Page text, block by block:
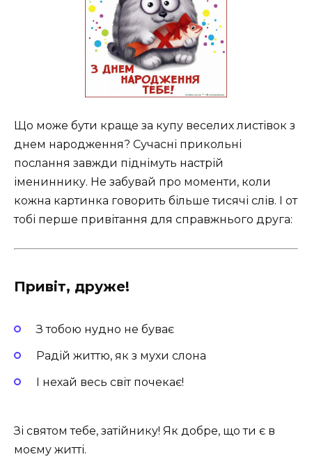
Що може бути краще за купу веселих листівок з
днем народження? Сучасні прикольні
послання завжди піднімуть настрій
імениннику. Не забувай про моменти, коли
кожна картинка говорить більше тисячі слів. І от
тобі перше привітання для справжнього друга:
Привіт, друже!
З тобою нудно не буває
Радій життю, як з мухи слона
І нехай весь світ почекає!
Зі святом тебе, затійнику! Як добре, що ти є в
моєму житті.